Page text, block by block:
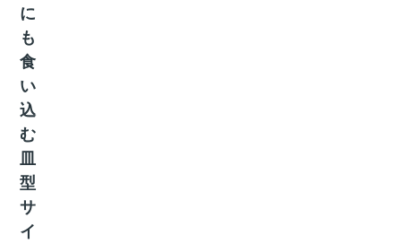
に
も
食
い
込
む
皿
型
サ
イ